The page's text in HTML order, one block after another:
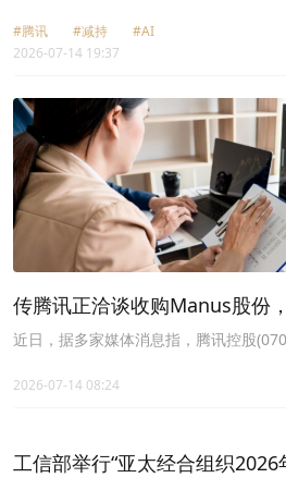
的又一次举措，毕竟在减持后，腾讯仍
#腾讯 #减持
#AI
2026-07-14 19:37
传腾讯正洽谈收购Manus股份
东
近日，据多家媒体消息指，腾讯控股
的收购。
2026-07-14 08:24
工信部举行“亚太经合组织